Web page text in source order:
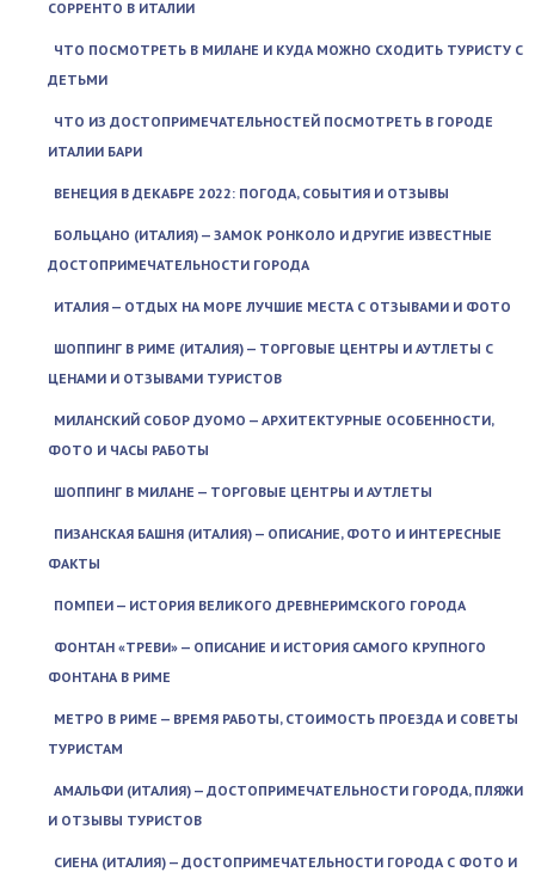
СОРРЕНТО В ИТАЛИИ
ЧТО ПОСМОТРЕТЬ В МИЛАНЕ И КУДА МОЖНО СХОДИТЬ ТУРИСТУ С
ДЕТЬМИ
ЧТО ИЗ ДОСТОПРИМЕЧАТЕЛЬНОСТЕЙ ПОСМОТРЕТЬ В ГОРОДЕ
ИТАЛИИ БАРИ
ВЕНЕЦИЯ В ДЕКАБРЕ 2022: ПОГОДА, СОБЫТИЯ И ОТЗЫВЫ
БОЛЬЦАНО (ИТАЛИЯ) — ЗАМОК РОНКОЛО И ДРУГИЕ ИЗВЕСТНЫЕ
ДОСТОПРИМЕЧАТЕЛЬНОСТИ ГОРОДА
ИТАЛИЯ — ОТДЫХ НА МОРЕ ЛУЧШИЕ МЕСТА С ОТЗЫВАМИ И ФОТО
ШОППИНГ В РИМЕ (ИТАЛИЯ) — ТОРГОВЫЕ ЦЕНТРЫ И АУТЛЕТЫ С
ЦЕНАМИ И ОТЗЫВАМИ ТУРИСТОВ
МИЛАНСКИЙ СОБОР ДУОМО — АРХИТЕКТУРНЫЕ ОСОБЕННОСТИ,
ФОТО И ЧАСЫ РАБОТЫ
ШОППИНГ В МИЛАНЕ — ТОРГОВЫЕ ЦЕНТРЫ И АУТЛЕТЫ
ПИЗАНСКАЯ БАШНЯ (ИТАЛИЯ) — ОПИСАНИЕ, ФОТО И ИНТЕРЕСНЫЕ
ФАКТЫ
ПОМПЕИ — ИСТОРИЯ ВЕЛИКОГО ДРЕВНЕРИМСКОГО ГОРОДА
ФОНТАН «ТРЕВИ» — ОПИСАНИЕ И ИСТОРИЯ САМОГО КРУПНОГО
ФОНТАНА В РИМЕ
МЕТРО В РИМЕ — ВРЕМЯ РАБОТЫ, СТОИМОСТЬ ПРОЕЗДА И СОВЕТЫ
ТУРИСТАМ
АМАЛЬФИ (ИТАЛИЯ) — ДОСТОПРИМЕЧАТЕЛЬНОСТИ ГОРОДА, ПЛЯЖИ
И ОТЗЫВЫ ТУРИСТОВ
СИЕНА (ИТАЛИЯ) — ДОСТОПРИМЕЧАТЕЛЬНОСТИ ГОРОДА С ФОТО И